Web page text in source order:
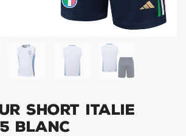
Short Italie
Blanc